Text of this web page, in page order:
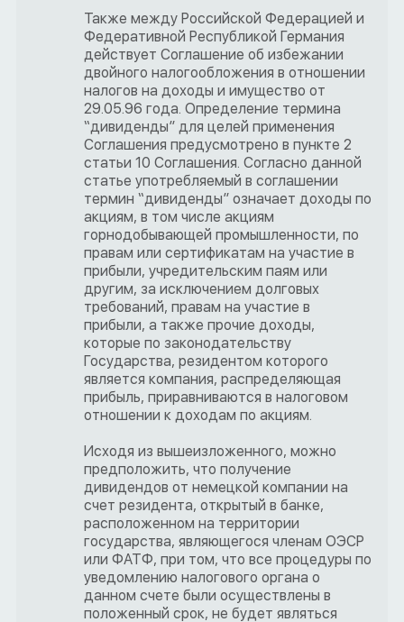
Также между Российской Федерацией и
Федеративной Республикой Германия
действует Соглашение об избежании
двойного налогообложения в отношении
налогов на доходы и имущество от
29.05.96 года. Определение термина
“дивиденды” для целей применения
Соглашения предусмотрено в пункте 2
статьи 10 Соглашения. Согласно данной
статье употребляемый в соглашении
термин “дивиденды” означает доходы по
акциям, в том числе акциям
горнодобывающей промышленности, по
правам или сертификатам на участие в
прибыли, учредительским паям или
другим, за исключением долговых
требований, правам на участие в
прибыли, а также прочие доходы,
которые по законодательству
Государства, резидентом которого
является компания, распределяющая
прибыль, приравниваются в налоговом
отношении к доходам по акциям.
Исходя из вышеизложенного, можно
предположить, что получение
дивидендов от немецкой компании на
счет резидента, открытый в банке,
расположенном на территории
государства, являющегося членам ОЭСР
или ФАТФ, при том, что все процедуры по
уведомлению налогового органа о
данном счете были осуществлены в
положенный срок, не будет являться